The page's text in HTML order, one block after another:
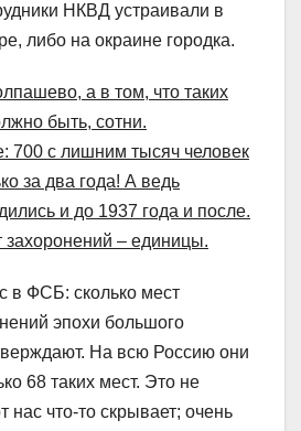
НКВД устраивали в
либо на окраине городка.
а в том, что таких
быть, сотни.
700 с лишним тысяч человек
за два года! А ведь
и до 1937 года и после.
захоронений – единицы.
в ФСБ: сколько мест
эпохи большого
На всю Россию они
68 таких мест. Это не
нас что-то скрывает; очень